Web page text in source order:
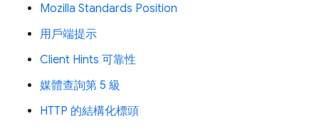
Mozilla Standards Position
用戶端提示
Client Hints 可靠性
媒體查詢第 5 級
HTTP 的結構化標頭